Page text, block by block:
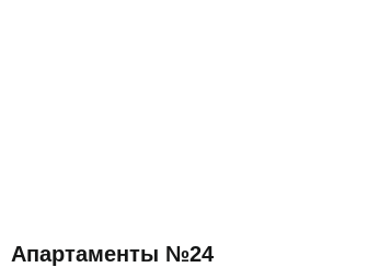
Апартаменты №24